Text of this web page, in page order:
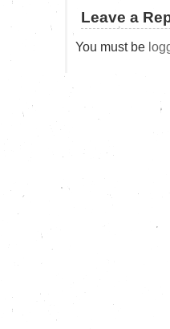
Leave a
You must be